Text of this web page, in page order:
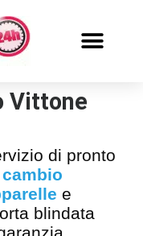
Vittone
di pronto
cambio
e
blindata